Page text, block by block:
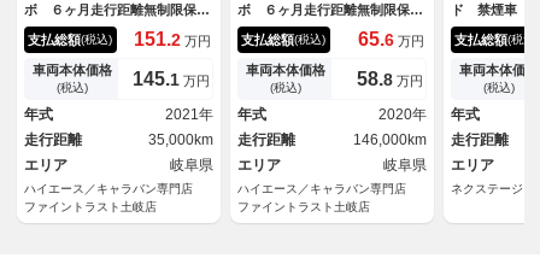
ボ ６ヶ月走行距離無制限保証
付 ターボ 禁煙 メモリーナ
ビ フルセグＴＶ Ｂｌｕｅｔ
ｏｏｔｈ 社外バンパー オー
バーヘッドコンソール 社外バ
ンパーガード コーナーセンサ
ー 衝突軽減ブレーキ １４イ
ンチＡＷ
支払総額(税込) 151.2 万円
車両本体価格
(税込) 145.1 万円
年式
2021年
走行距離
35,000km
エリア
岐阜県
ハイエース／キャラバン専門店
ファイントラスト土岐店
ボ ６ヶ月走行距離無制限保証
付 衝突軽減ブレーキ ハイル
ーフ メモリーナビ ＬＥＤヘ
ッドライト レーンディパーチ
ャーアラート 両側スライドド
ア クリアランスソナー フル
セグＴＶ Ｂｌｕｅｔｏｏｔｈ
支払総額(税込) 65.6 万円
車両本体価格
(税込) 58.8 万円
年式
2020年
走行距離
146,000km
エリア
岐阜県
ハイエース／キャラバン専門店
ファイントラスト土岐店
ド 禁煙車
ＥＴＣ リモ
ライト 横滑
ーウィンド
トップ プラ
純正１２イン
Ｂ電源ソケッ
支払総額(税込)
車両本体価格
(税込)
年式
走行距離
エリア
ネクステージ